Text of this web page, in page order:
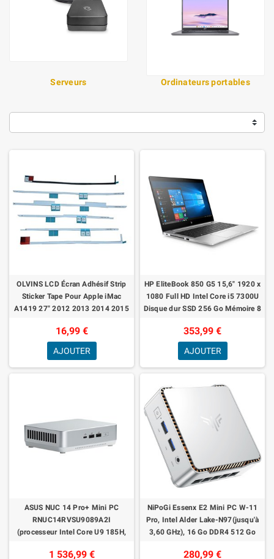
Serveurs Ordinateurs portables
OLVINS LCD Écran Adhésif Strip
Sticker Tape Pour Apple iMac
A1419 27" 2012 2013 2014 2015
16,99 €
AJOUTER
HP EliteBook 850 G5 15,6" 1920 x
1080 Full HD Intel Core i5 7300U
Disque dur SSD 256 Go Mémoire 8
Ordi
353,99 €
AJOUTER
ASUS NUC 14 Pro+ Mini PC
RNUC14RVSU9089A2I
(processeur Intel Core U9 185H,
mémoire 1 to, 2 x 16 Go de
1 536,99 €
NiPoGi Essenx E2 Mini PC W-11
Pro, Ιntel Alder Lake-N97(jusqu'à
3,60 GHz), 16 Go DDR4 512 Go
Bureau,
280,99 €